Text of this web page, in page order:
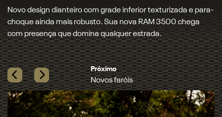
e para-
chega
Novos faróis e lanternas full LED que iluminam
com precisão. Garanta mais segurança e um
marcante, seja de dia ou de noite.​
Previous Next